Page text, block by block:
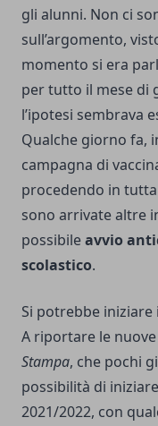
gli alunni. Non ci
sull’argomento,
momento si era
per tutto il mese di
l’ipotesi sembrava
Qualche giorno fa,
campagna di
procedendo in
sono arrivate altre
possibileavvio
scolastico.
Si potrebbe
A riportare le
Stampa, che pochi
possibilità di
2021/2022, con